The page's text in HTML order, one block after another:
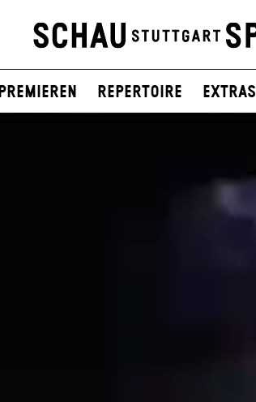
Premieren Repertoire Extras